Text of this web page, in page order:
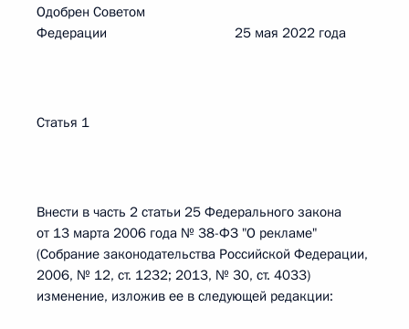
Одобрен Советом
Федерации 25 мая 2022 года
Статья 1
Внести в часть 2 статьи 25 Федерального закона
от 13 марта 2006 года № 38-ФЗ "О рекламе"
(Собрание законодательства Российской Федерации,
2006, № 12, ст. 1232; 2013, № 30, ст. 4033)
изменение, изложив ее в следующей редакции: